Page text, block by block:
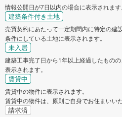
情報公開日が7日以内の場合に表示されます
建築条件付き土地
売買契約にあたって一定期間内に特定の建
条件にしている土地に表示されます。
未入居
建築工事完了日から1年以上経過したもの
表示されます。
賃貸中
賃貸中の物件に表示されます。
賃貸中の物件は、原則ご自身でお住まいい
請求済